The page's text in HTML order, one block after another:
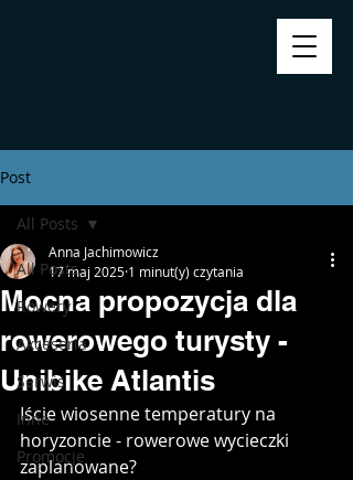
Post
All Posts
Rowery
Akcesoria
Serwis
Inne
Promocje
All Posts
Mocna propozycja dla
rowerowego turysty -
Unibike Atlantis
Anna Jachimowicz
17 maj 2025 1 minut(y) czytania
Iście wiosenne temperatury na
horyzoncie - rowerowe wycieczki
zaplanowane?